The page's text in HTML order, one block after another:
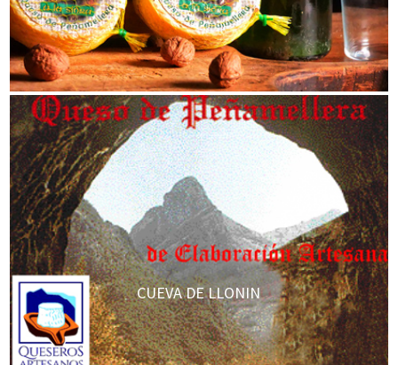
AHUMADO
CUEVA DE LLONIN